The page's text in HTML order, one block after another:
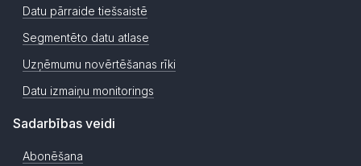
Datu pārraide tiešsaistē
Segmentēto datu atlase
Uzņēmumu novērtēšanas rīki
Datu izmaiņu monitorings
Sadarbības veidi
Abonēšana